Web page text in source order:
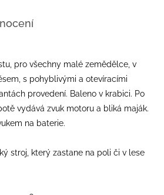
pro všechny malé zemědělce, v
s pohyblivými a otevíracími
provedení. Baleno v krabici. Po
vydává zvuk motoru a bliká maják.
na baterie.
stroj, který zastane na poli či v lese